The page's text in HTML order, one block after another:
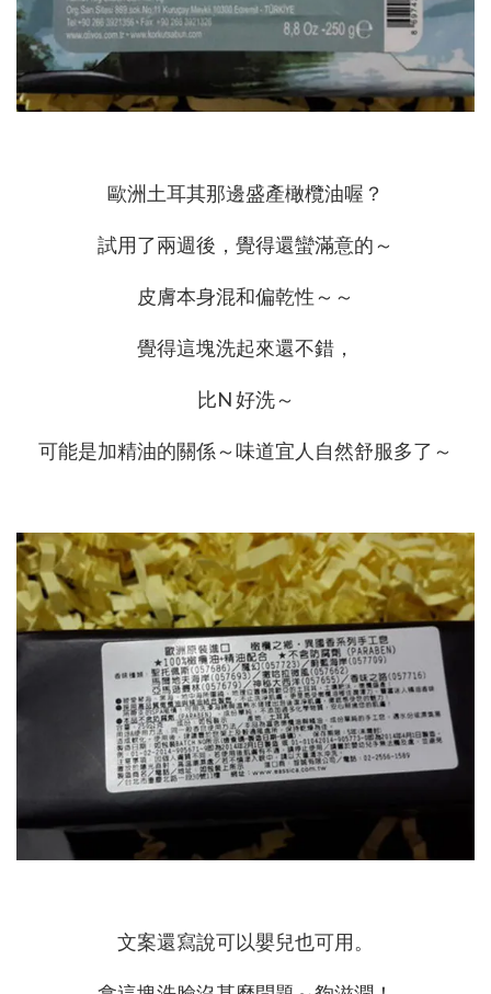
歐洲土耳其那邊盛產橄欖油喔？
試用了兩週後，覺得還蠻滿意的～
皮膚本身混和偏乾性～～
覺得這塊洗起來還不錯，
比N 好洗～
可能是加精油的關係～味道宜人自然舒服多了～
文案還寫說可以嬰兒也可用。